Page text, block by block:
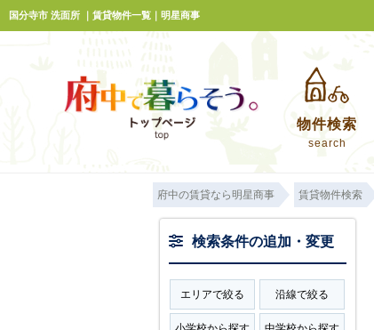
国分寺市 洗面所 ｜賃貸物件一覧｜明星商事
物件検索
search
府中の賃貸なら明星商事 賃貸物件検索
検索条件の追加・変更
エリアで絞る 沿線で絞る